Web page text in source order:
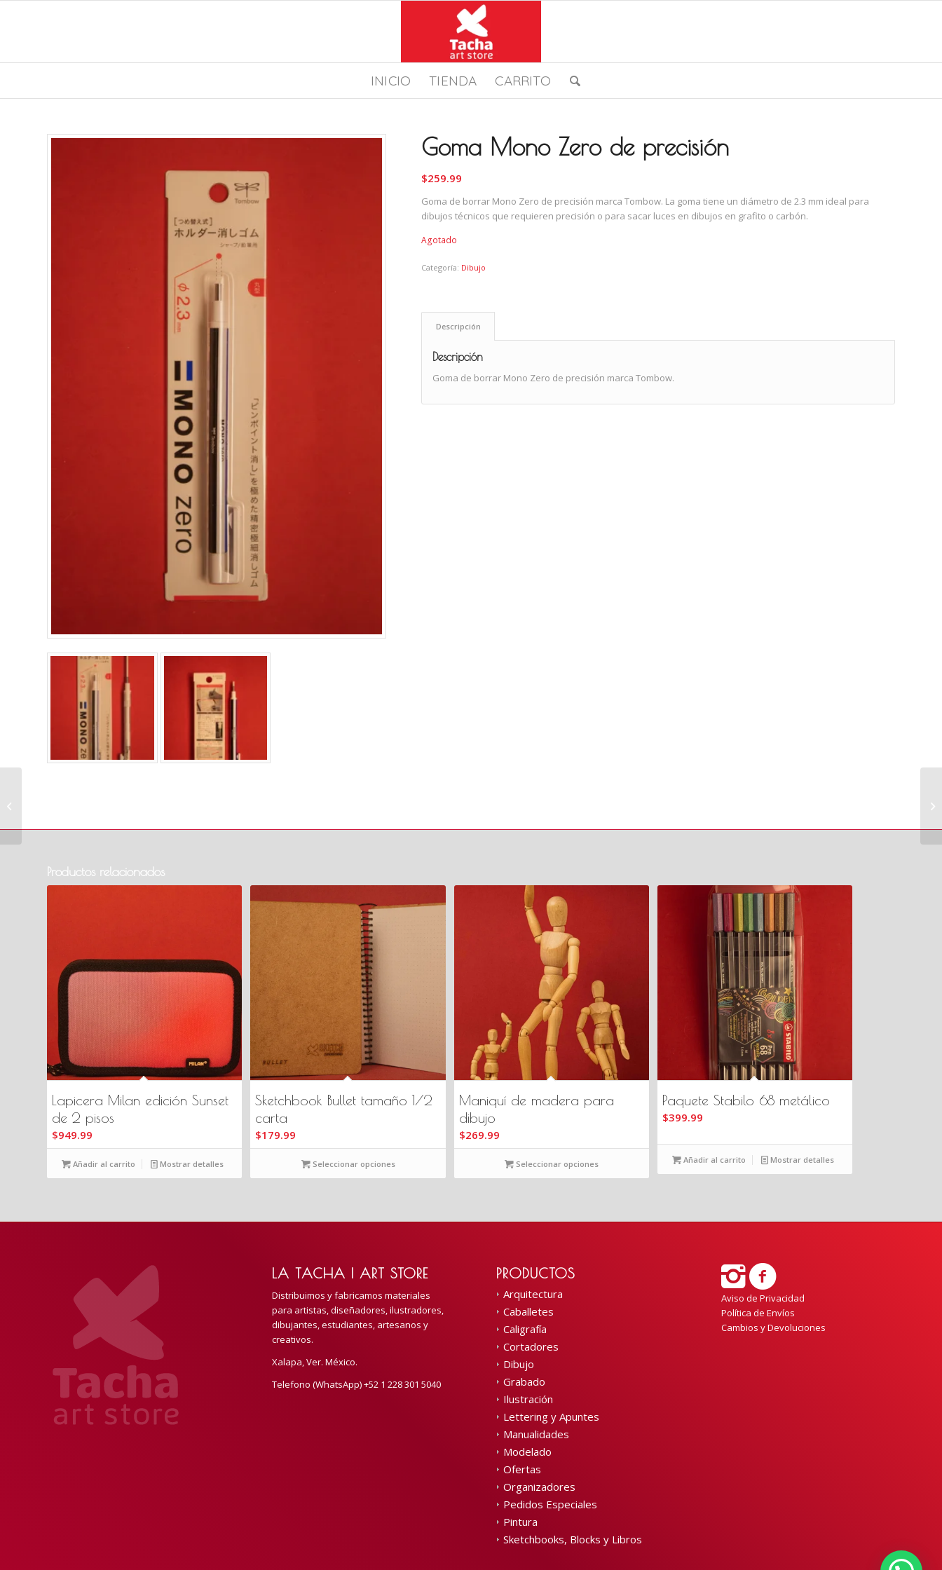
INICIO TIENDA CARRITO
Goma Mono Zero de precisión
$259.99
Goma de borrar Mono Zero de precisión marca Tombow. La goma tiene un diámetro de 2.3 mm ideal para
dibujos técnicos que requieren precisión o para sacar luces en dibujos en grafito o carbón.
Agotado
Categoría: Dibujo
Descripción
Descripción
Goma de borrar Mono Zero de precisión marca Tombow.
Productos relacionados
Lapicera Milan edición Sunset
de 2 pisos
$949.99
Añadir al carrito Mostrar detalles
Sketchbook Bullet tamaño 1/2
carta
$179.99
Seleccionar opciones
Maniquí de madera para
dibujo
$269.99
Seleccionar opciones
Paquete Stabilo 68 metálico
$399.99
Añadir al carrito Mostrar detalles
LA TACHA | ART STORE
Distribuimos y fabricamos materiales
para artistas, diseñadores, ilustradores,
dibujantes, estudiantes, artesanos y
creativos.
Xalapa, Ver. México.
Telefono (WhatsApp) +52 1 228 301 5040
PRODUCTOS
Arquitectura
Caballetes
Caligrafía
Cortadores
Dibujo
Grabado
Ilustración
Lettering y Apuntes
Manualidades
Modelado
Ofertas
Organizadores
Pedidos Especiales
Pintura
Sketchbooks, Blocks y Libros
Aviso de Privacidad
Política de Envíos
Cambios y Devoluciones